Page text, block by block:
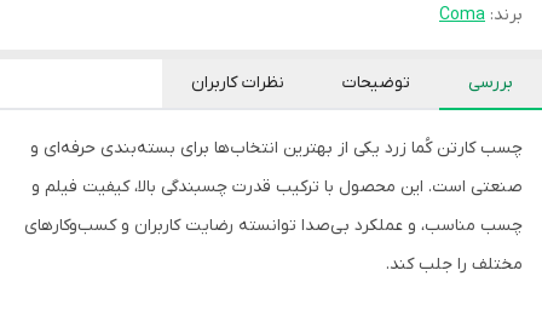
برند: Coma
بررسی توضیحات نظرات کاربران
چسب کارتن کُما زرد یکی از بهترین انتخاب‌ها برای بسته‌بندی حرفه‌ای و
صنعتی است. این محصول با ترکیب قدرت چسبندگی بالا، کیفیت فیلم و
چسب مناسب، و عملکرد بی‌صدا توانسته رضایت کاربران و کسب‌وکارهای
مختلف را جلب کند.